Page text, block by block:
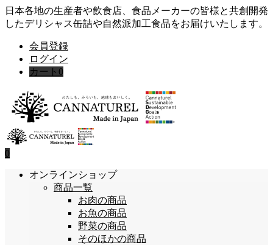
日本各地の生産者や飲食店、食品メーカーの皆様と共創開発
したデリシャス缶詰や自然派加工食品をお届けいたします。
会員登録
ログイン
カート 0
0
オンラインショップ
商品一覧
お肉の商品
お魚の商品
野菜の商品
そのほかの商品